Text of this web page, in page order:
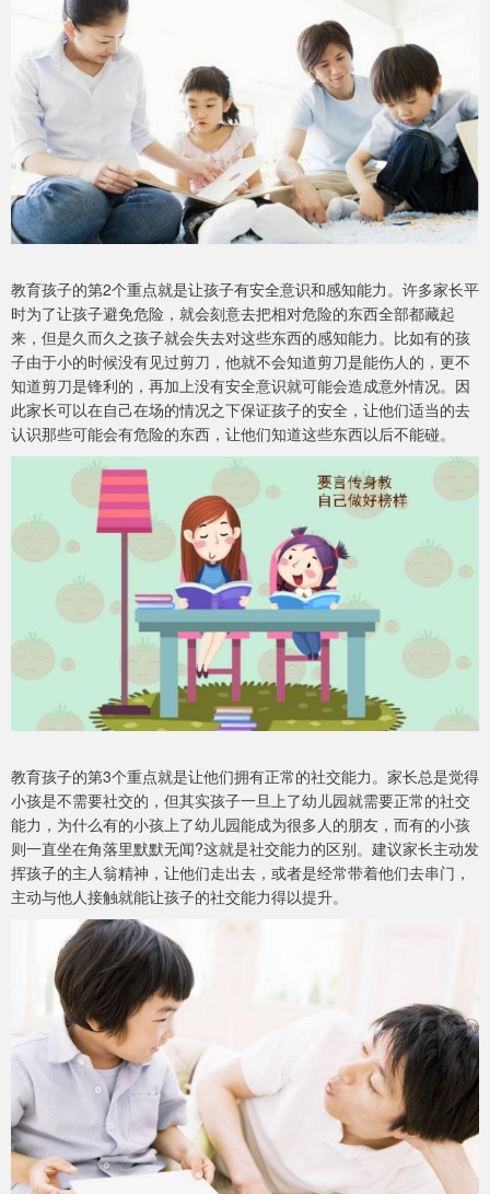
教育孩子的第2个重点就是让孩子有安全意识和感知能力。许多家长平
时为了让孩子避免危险，就会刻意去把相对危险的东西全部都藏起
来，但是久而久之孩子就会失去对这些东西的感知能力。比如有的孩
子由于小的时候没有见过剪刀，他就不会知道剪刀是能伤人的，更不
知道剪刀是锋利的，再加上没有安全意识就可能会造成意外情况。因
此家长可以在自己在场的情况之下保证孩子的安全，让他们适当的去
认识那些可能会有危险的东西，让他们知道这些东西以后不能碰。
教育孩子的第3个重点就是让他们拥有正常的社交能力。家长总是觉得
小孩是不需要社交的，但其实孩子一旦上了幼儿园就需要正常的社交
能力，为什么有的小孩上了幼儿园能成为很多人的朋友，而有的小孩
则一直坐在角落里默默无闻?这就是社交能力的区别。建议家长主动发
挥孩子的主人翁精神，让他们走出去，或者是经常带着他们去串门，
主动与他人接触就能让孩子的社交能力得以提升。